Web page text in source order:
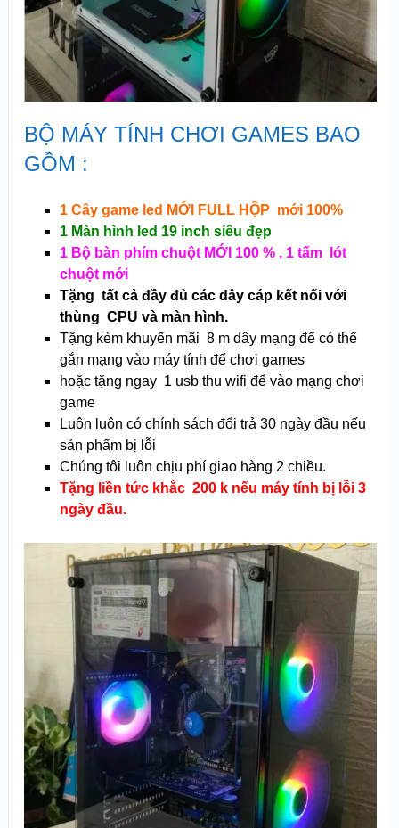
BỘ MÁY TÍNH CHƠI GAMES BAO
GỒM :
1 Cây game led MỚI FULL HỘP mới 100%
1 Màn hình led 19 inch siêu đẹp
1 Bộ bàn phím chuột MỚI 100 % , 1 tấm lót
chuột mới
Tặng tất cả đầy đủ các dây cáp kết nối với
thùng CPU và màn hình.
Tặng kèm khuyến mãi 8 m dây mạng để có thể
gắn mạng vào máy tính để chơi games
hoặc tặng ngay 1 usb thu wifi để vào mạng chơi
game
Luôn luôn có chính sách đổi trả 30 ngày đầu nếu
sản phẩm bị lỗi
Chúng tôi luôn chịu phí giao hàng 2 chiều.
Tặng liền tức khắc 200 k nếu máy tính bị lỗi 3
ngày đầu.